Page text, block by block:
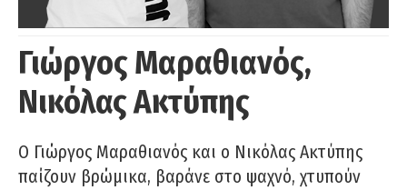
Γιώργος Μαραθιανός,
Νικόλας Ακτύπης
Ο Γιώργος Μαραθιανός και ο Νικόλας Ακτύπης
παίζουν βρώμικα, βαράνε στο ψαχνό, χτυπούν